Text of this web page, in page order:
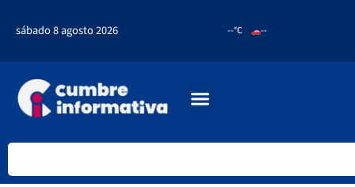
sábado 8 agosto 2026 --°C --